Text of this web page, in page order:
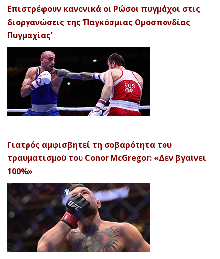
Επιστρέφουν κανονικά οι Ρώσοι πυγμάχοι στις
διοργανώσεις της ‘Παγκόσμιας Ομοσπονδίας
Πυγμαχίας’
Γιατρός αμφισβητεί τη σοβαρότητα του
τραυματισμού του Conor McGregor: «Δεν βγαίνει
100%»